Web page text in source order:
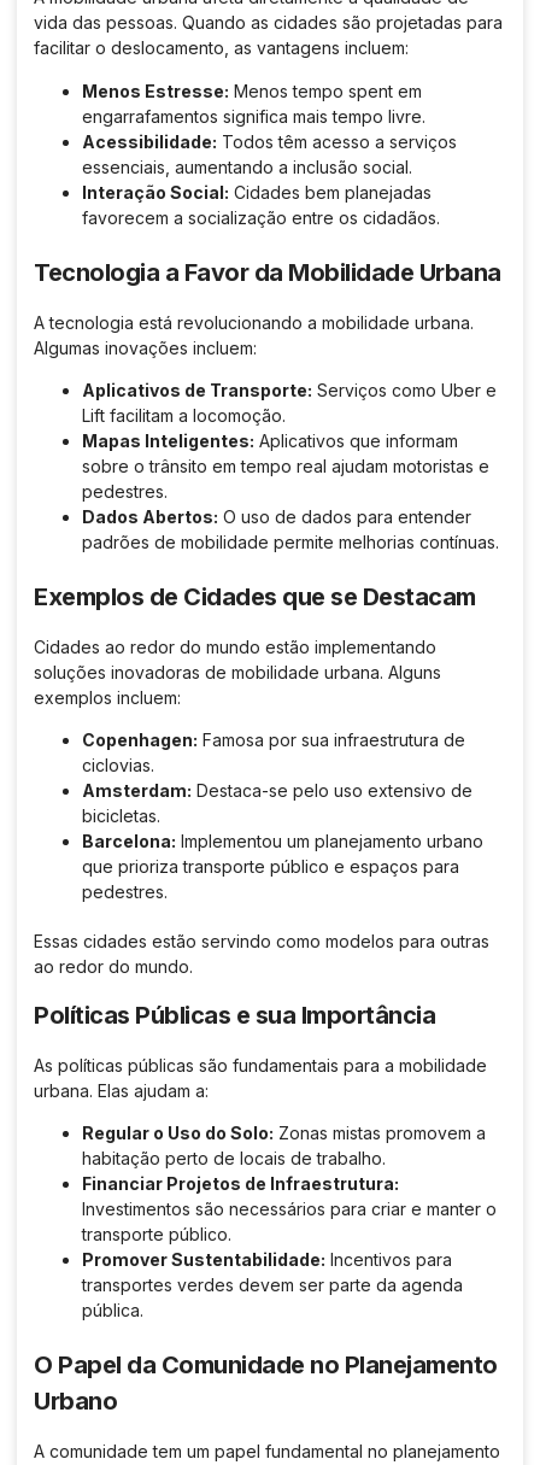
vida das pessoas. Quando as cidades são projetadas para
facilitar o deslocamento, as vantagens incluem:
Menos Estresse: Menos tempo spent em
engarrafamentos significa mais tempo livre.
Acessibilidade: Todos têm acesso a serviços
essenciais, aumentando a inclusão social.
Interação Social: Cidades bem planejadas
favorecem a socialização entre os cidadãos.
Tecnologia a Favor da Mobilidade Urbana
A tecnologia está revolucionando a mobilidade urbana.
Algumas inovações incluem:
Aplicativos de Transporte: Serviços como Uber e
Lift facilitam a locomoção.
Mapas Inteligentes: Aplicativos que informam
sobre o trânsito em tempo real ajudam motoristas e
pedestres.
Dados Abertos: O uso de dados para entender
padrões de mobilidade permite melhorias contínuas.
Exemplos de Cidades que se Destacam
Cidades ao redor do mundo estão implementando
soluções inovadoras de mobilidade urbana. Alguns
exemplos incluem:
Copenhagen: Famosa por sua infraestrutura de
ciclovias.
Amsterdam: Destaca-se pelo uso extensivo de
bicicletas.
Barcelona: Implementou um planejamento urbano
que prioriza transporte público e espaços para
pedestres.
Essas cidades estão servindo como modelos para outras
ao redor do mundo.
Políticas Públicas e sua Importância
As políticas públicas são fundamentais para a mobilidade
urbana. Elas ajudam a:
Regular o Uso do Solo: Zonas mistas promovem a
habitação perto de locais de trabalho.
Financiar Projetos de Infraestrutura:
Investimentos são necessários para criar e manter o
transporte público.
Promover Sustentabilidade: Incentivos para
transportes verdes devem ser parte da agenda
pública.
O Papel da Comunidade no Planejamento
Urbano
A comunidade tem um papel fundamental no planejamento